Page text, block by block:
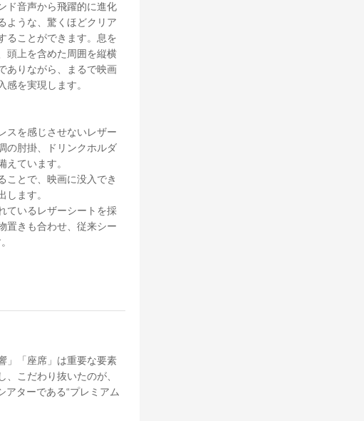
ド音声から飛躍的に進化
ような、驚くほどクリア
ることができます。息を
頭上を含めた周囲を縦横
ありながら、まるで映画
を実現します。
スを感じさせないレザー
の肘掛、ドリンクホルダ
えています。
ことで、映画に没入でき
します。
ているレザーシートを採
置きも合わせ、従来シー
」「座席」は重要な要素
、こだわり抜いたのが、
ターである“プレミアム